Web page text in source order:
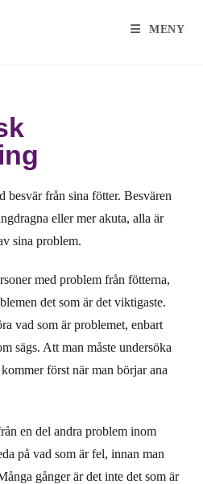
MENY
besvär från sina fötter. Besvären
eller mer akuta, alla är
sina problem.
med problem från fötterna,
det som är det viktigaste.
vad som är problemet, enbart
sägs. Att man måste undersöka
först när man börjar ana
en del andra problem inom
på vad som är fel, innan man
gånger är det inte det som är